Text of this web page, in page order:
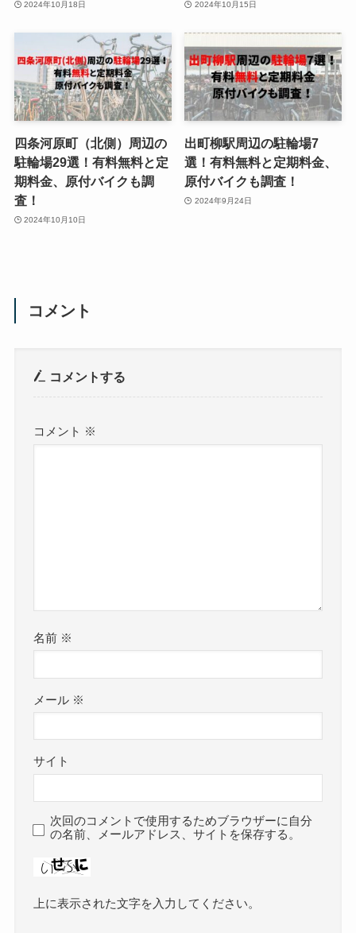
2024年10月18日 2024年10月15日
四条河原町（北側）周辺の
駐輪場29選！有料無料と定
期料金、原付バイクも調
査！
2024年10月10日
出町柳駅周辺の駐輪場7
選！有料無料と定期料金、
原付バイクも調査！
2024年9月24日
コメント
コメントする
コメント ※
名前 ※
メール ※
サイト
次回のコメントで使用するためブラウザーに自分
の名前、メールアドレス、サイトを保存する。
上に表示された文字を入力してください。